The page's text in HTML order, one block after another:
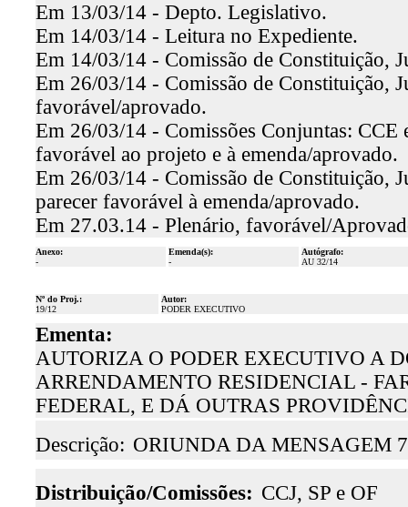
Em 13/03/14 - Depto. Legislativo.
Em 14/03/14 - Leitura no Expediente.
Em 14/03/14 - Comissão de Constituição,
Em 26/03/14 - Comissão de Constituição,
favorável/aprovado.
Em 26/03/14 - Comissões Conjuntas:
favorável ao projeto e à emenda/aprovado.
Em 26/03/14 - Comissão de Constituição,
parecer favorável à emenda/aprovado.
Em 27.03.14 - Plenário, favorável/
Anexo:
-
Emenda(s):
-
Autógrafo:
AU 32/14
Nº do Proj.:
19/12
Autor:
PODER EXECUTIVO
Ementa:
AUTORIZA O PODER EXECUTIVO A
ARRENDAMENTO RESIDENCIAL -
FEDERAL, E DÁ OUTRAS
Descrição: ORIUNDA DA MENSAGEM
Distribuição/Comissões: CCJ, SP e OF